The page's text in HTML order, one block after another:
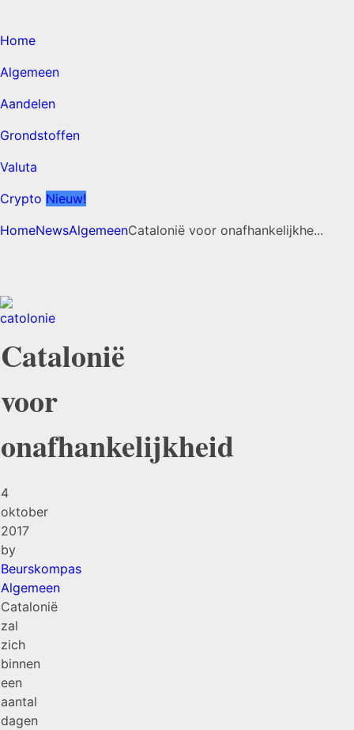
Home
Algemeen
Aandelen
Grondstoffen
Valuta
Crypto Nieuw!
HomeNewsAlgemeenCatalonië voor onafhankelijkhe...
Catalonië
voor
onafhankelijkheid
4
oktober
2017
by
Beurskompas
Algemeen
Catalonië
zal
zich
binnen
een
aantal
dagen